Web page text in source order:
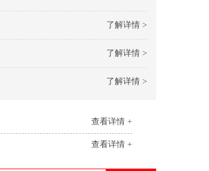
了解详情 >
了解详情 >
了解详情 >
查看详情 +
查看详情 +